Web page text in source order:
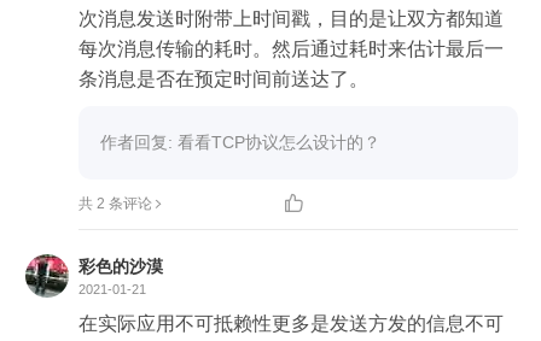
次消息发送时附带上时间戳，目的是让双方都知道
每次消息传输的耗时。然后通过耗时来估计最后一
条消息是否在预定时间前送达了。
作者回复: 看看TCP协议怎么设计的？
共 2 条评论 
彩色的沙漠
2021-01-21
在实际应用不可抵赖性更多是发送方发的信息不可